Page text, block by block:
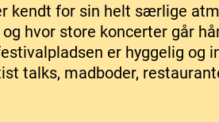
kendt for sin helt særlige
hvor store koncerter går
er hyggelig og
talks, madboder,